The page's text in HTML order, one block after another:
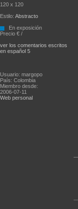
120 x 120
Estilo: Abstracto
En exposición
Precio € /
ver los comentarios escritos
en español 5
Usuario: margopo
País: Colombia
Miembro desde:
2006-07-11
Web personal